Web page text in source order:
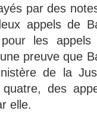
par des
appels de
pour les
preuve que
de la
des
elle.